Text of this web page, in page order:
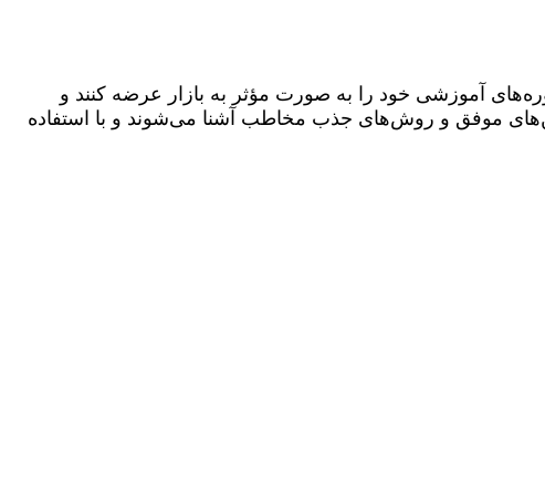
آموزشی خود را به صورت مؤثر به بازار عرضه کنند و
موفق و روش‌های جذب مخاطب آشنا می‌شوند و با استفاده